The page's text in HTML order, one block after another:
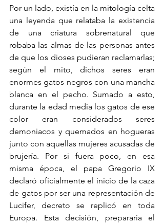
Por un lado, existía en la mitología celta
una leyenda que relataba la existencia
de una criatura sobrenatural que
robaba las almas de las personas antes
de que los dioses pudieran reclamarlas;
según el mito, dichos seres eran
enormes gatos negros con una mancha
blanca en el pecho. Sumado a esto,
durante la edad media los gatos de ese
color eran considerados seres
demoniacos y quemados en hogueras
junto con aquellas mujeres acusadas de
brujería. Por si fuera poco, en esa
misma época, el papa Gregorio IX
declaró oficialmente el inicio de la caza
de gatos por ser una representación de
Lucifer, decreto se replicó en toda
Europa. Esta decisión, prepararía el